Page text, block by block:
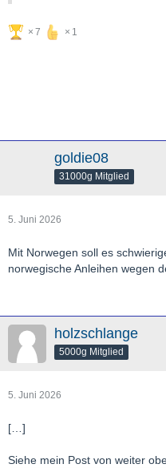
7 1
goldie08
31000g Mitglied
5. Juni 2026
Mit Norwegen soll es
norwegische Anleihen wegen
holzschlange
5000g Mitglied
5. Juni 2026
[…]
Siehe mein Post von weiter